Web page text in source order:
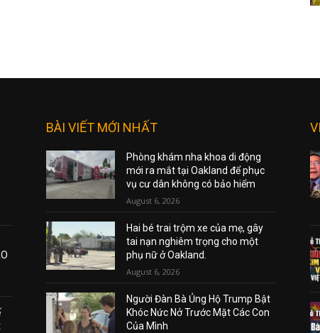
BÀI VIẾT MỚI NHẤT
Phòng khám nha khoa di động
mới ra mắt tại Oakland để phục
vụ cư dân không có bảo hiểm
August 6, 2026
Hai bé trai trộm xe của mẹ, gây
tai nạn nghiêm trọng cho một
phụ nữ ở Oakland.
August 6, 2026
Người Đàn Bà Ủng Hộ Trump Bật
Khóc Nức Nở Trước Mặt Các Con
Của Mình